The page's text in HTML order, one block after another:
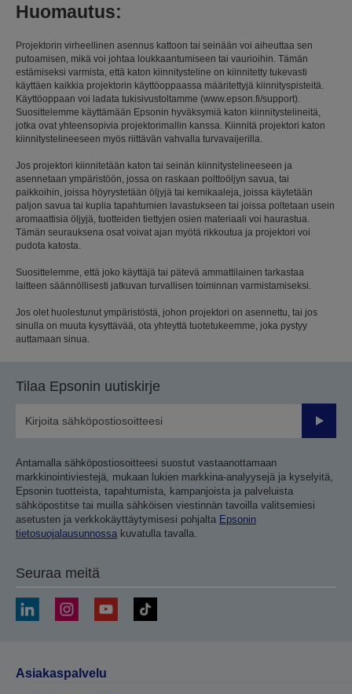
Huomautus:
Projektorin virheellinen asennus kattoon tai seinään voi aiheuttaa sen
putoamisen, mikä voi johtaa loukkaantumiseen tai vaurioihin. Tämän
estämiseksi varmista, että katon kiinnitysteline on kiinnitetty tukevasti
käyttäen kaikkia projektorin käyttöoppaassa määritettyjä kiinnityspisteitä.
Käyttöoppaan voi ladata tukisivustoltamme (www.epson.fi/support).
Suosittelemme käyttämään Epsonin hyväksymiä katon kiinnitystelineitä,
jotka ovat yhteensopivia projektorimallin kanssa. Kiinnitä projektori katon
kiinnitystelineeseen myös riittävän vahvalla turvavaijerilla.
Jos projektori kiinnitetään katon tai seinän kiinnitystelineeseen ja
asennetaan ympäristöön, jossa on raskaan polttoöljyn savua, tai
paikkoihin, joissa höyrystetään öljyjä tai kemikaaleja, joissa käytetään
paljon savua tai kuplia tapahtumien lavastukseen tai joissa poltetaan usein
aromaattisia öljyjä, tuotteiden tiettyjen osien materiaali voi haurastua.
Tämän seurauksena osat voivat ajan myötä rikkoutua ja projektori voi
pudota katosta.
Suosittelemme, että joko käyttäjä tai pätevä ammattilainen tarkastaa
laitteen säännöllisesti jatkuvan turvallisen toiminnan varmistamiseksi.
Jos olet huolestunut ympäristöstä, johon projektori on asennettu, tai jos
sinulla on muuta kysyttävää, ota yhteyttä tuotetukeemme, joka pystyy
auttamaan sinua.
Tilaa Epsonin uutiskirje
Lähetä
Antamalla sähköpostiosoitteesi suostut vastaanottamaan
markkinointiviestejä, mukaan lukien markkina-analyysejä ja kyselyitä,
Epsonin tuotteista, tapahtumista, kampanjoista ja palveluista
sähköpostitse tai muilla sähköisen viestinnän tavoilla valitsemiesi
asetusten ja verkkokäyttäytymisesi pohjalta Epsonin
tietosuojalausunnossa kuvatulla tavalla.
Seuraa meitä
Asiakaspalvelu